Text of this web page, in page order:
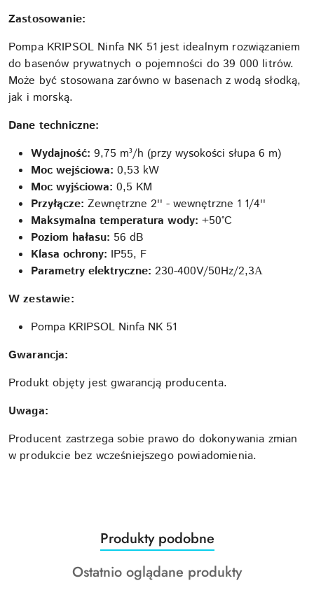
Zastosowanie:
Pompa KRIPSOL Ninfa NK 51 jest idealnym rozwiązaniem
do basenów prywatnych o pojemności do 39 000 litrów.
Może być stosowana zarówno w basenach z wodą słodką,
jak i morską.
Dane techniczne:
Wydajność: 9,75 m³/h (przy wysokości słupa 6 m)
Moc wejściowa: 0,53 kW
Moc wyjściowa: 0,5 KM
Przyłącze: Zewnętrzne 2'' - wewnętrzne 1 1/4''
Maksymalna temperatura wody: +50°C
Poziom hałasu: 56 dB
Klasa ochrony: IP55, F
Parametry elektryczne: 230-400V/50Hz/2,3А
W zestawie:
Pompa KRIPSOL Ninfa NK 51
Gwarancja:
Produkt objęty jest gwarancją producenta.
Uwaga:
Producent zastrzega sobie prawo do dokonywania zmian
w produkcie bez wcześniejszego powiadomienia.
Pomiń karuzelę produktów
Produkty
o
statusie:
Produkty podobne
Produkty
Ostatnio oglądane produkty